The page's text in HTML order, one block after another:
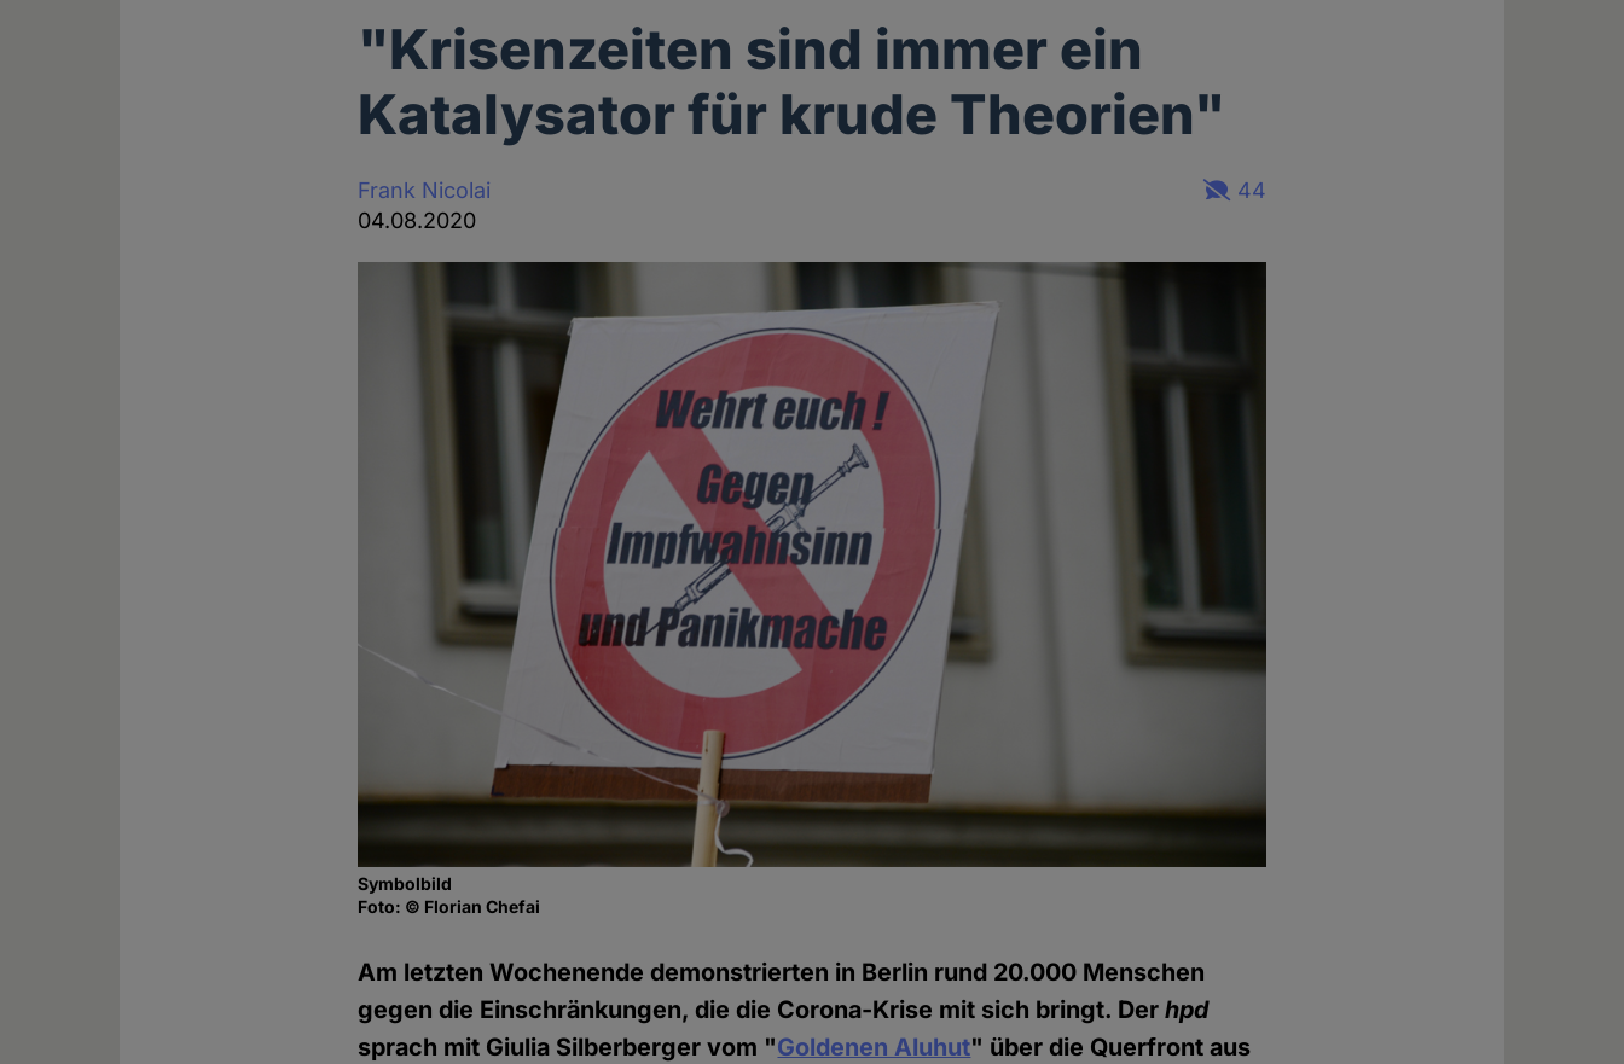
"Krisenzeiten sind immer ein
Katalysator für krude Theorien"
Frank Nicolai
04.08.2020
44
Symbolbild
Foto: © Florian Chefai
Am letzten Wochenende demonstrierten in Berlin rund 20.000 Menschen
gegen die Einschränkungen, die die Corona-Krise mit sich bringt. Derhpd
sprach mit Giulia Silberberger vom "Goldenen Aluhut" über die Querfront aus